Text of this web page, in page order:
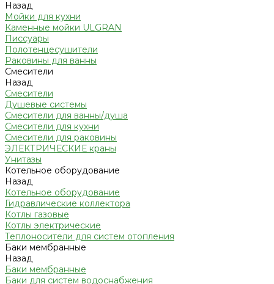
Назад
Мойки для кухни
Каменные мойки ULGRAN
Писсуары
Полотенцесушители
Раковины для ванны
Смесители
Назад
Смесители
Душевые системы
Смесители для ванны/душа
Смесители для кухни
Смесители для раковины
ЭЛЕКТРИЧЕСКИЕ краны
Унитазы
Котельное оборудование
Назад
Котельное оборудование
Гидравлические коллектора
Котлы газовые
Котлы электрические
Теплоносители для систем отопления
Баки мембранные
Назад
Баки мембранные
Баки для систем водоснабжения